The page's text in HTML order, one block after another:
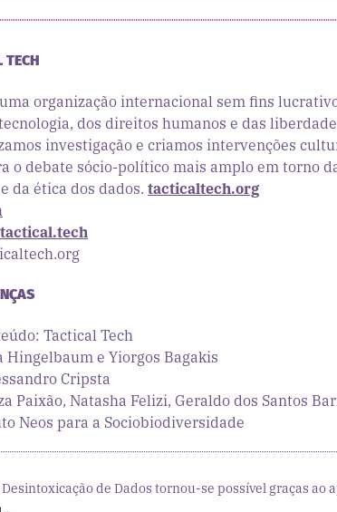
TECH
organização internacional sem fins
dos direitos humanos e das
investigação e criamos intervenções
o debate sócio-político mais amplo em torno
da ética dos dados. tacticaltech.org
Tactical Tech
Hingelbaum e Yiorgos Bagakis
Cripsta
Paixão, Natasha Felizi, Geraldo dos Santos
Neos para a Sociobiodiversidade
de Dados tornou-se possível graças ao